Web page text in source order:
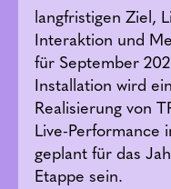
langfristigen Ziel,
Interaktion und
für September
Installation wird
Realisierung von
Live-Performance
geplant für das
Etappe sein.